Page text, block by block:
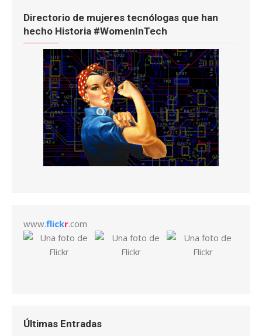
Directorio de mujeres tecnólogas que han
hecho Historia #WomenInTech
www.flickr.com
Últimas Entradas